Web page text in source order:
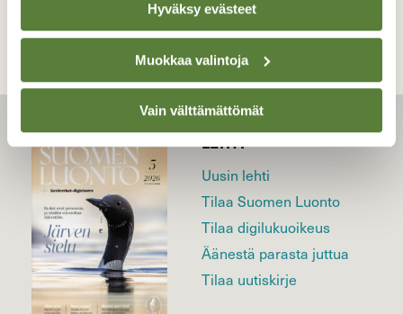
Hyväksy evästeet
Muokkaa valintoja
Vain välttämättömät
LEHTI
Uusin lehti
Tilaa Suomen Luonto
Tilaa digilukuoikeus
Äänestä parasta juttua
Tilaa uutiskirje